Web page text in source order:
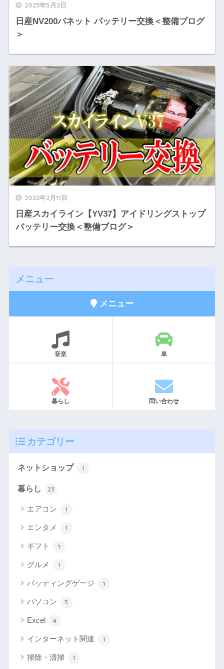
2023年5月2日
日産NV200バネット バッテリー交換＜整備ブログ
＞
2022年2月11日
日産スカイライン【YV37】アイドリングストップ
バッテリー交換＜整備ブログ＞
メニュー
メニュー
音楽 車
暮らし 問い合わせ
カテゴリー
ネットショップ 1
暮らし 23
エアコン 1
エンタメ 1
ギフト 1
グルメ 1
バッティングゲージ 1
パソコン 5
Excel 4
インターネット関連 1
掃除・清掃 1